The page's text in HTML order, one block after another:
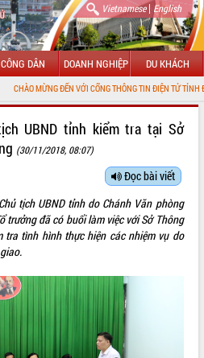
Vietnamese| English
CÔNG DÂN DOANH NGHIỆP DU KHÁCH
VỚI CỔNG THÔNG TIN ĐIỆN TỬ TỈNH ĐẮK LẮK
UBND tỉnh kiểm tra tại Sở
(30/11/2018, 08:07)
Đọc bài viết
tịch UBND tỉnh do Chánh Văn phòng
trưởng đã có buổi làm việc với Sở Thông
tra tình hình thực hiện các nhiệm vụ do